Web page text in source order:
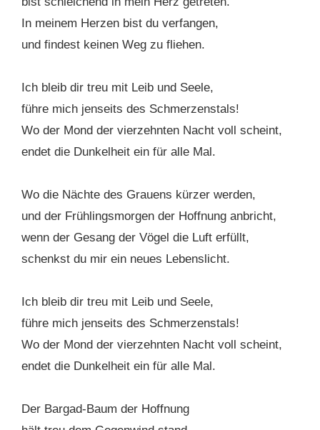
In meinem Herzen bist du verfangen,
und findest keinen Weg zu fliehen.
Ich bleib dir treu mit Leib und Seele,
führe mich jenseits des Schmerzenstals!
Wo der Mond der vierzehnten Nacht voll scheint,
endet die Dunkelheit ein für alle Mal.
Wo die Nächte des Grauens kürzer werden,
und der Frühlingsmorgen der Hoffnung anbricht,
wenn der Gesang der Vögel die Luft erfüllt,
schenkst du mir ein neues Lebenslicht.
Ich bleib dir treu mit Leib und Seele,
führe mich jenseits des Schmerzenstals!
Wo der Mond der vierzehnten Nacht voll scheint,
endet die Dunkelheit ein für alle Mal.
Der Bargad-Baum der Hoffnung